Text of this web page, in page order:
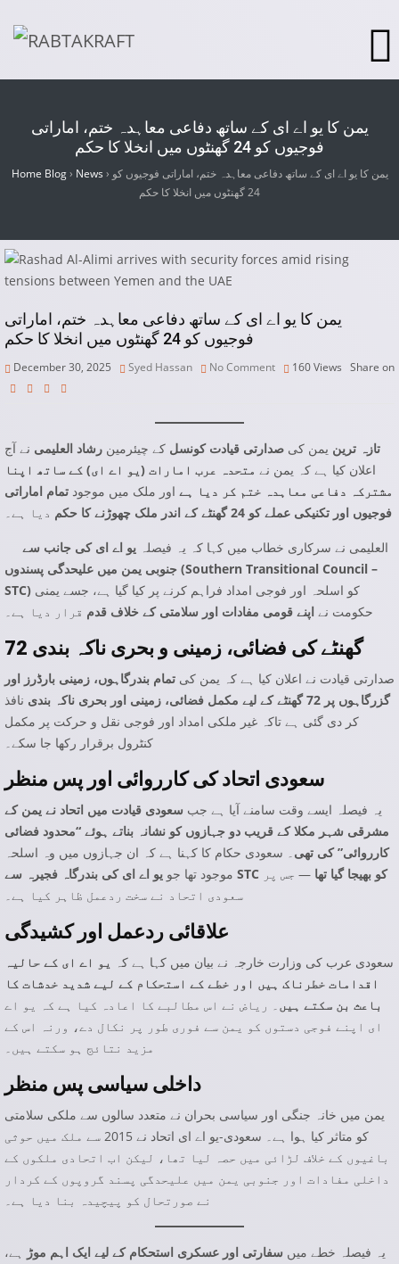
یمن کا یو اے ای کے ساتھ دفاعی معاہدہ ختم، اماراتی
فوجیوں کو 24 گھنٹوں میں انخلا کا حکم
Home Blog› News › یمن کا یو اے ای کے ساتھ دفاعی معاہدہ ختم، اماراتی فوجیوں کو
24 گھنٹوں میں انخلا کا حکم
یمن کا یو اے ای کے ساتھ دفاعی معاہدہ ختم، اماراتی
فوجیوں کو 24 گھنٹوں میں انخلا کا حکم
December 30, 2025 Syed Hassan No Comment 160Views Share on
تازہ ترین یمن کی صدارتی قیادت کونسل کے چیئرمین رشاد العلیمی نے آج
اعلان کیا ہے کہ یمن نے متحدہ عرب امارات (یو اے ای) کے ساتھ اپنا
مشترکہ دفاعی معاہدہ ختم کر دیا ہے اور ملک میں موجود تمام اماراتی
فوجیوں اور تکنیکی عملے کو 24 گھنٹے کے اندر ملک چھوڑنے کا حکم
دیا ہے۔
العلیمی نے سرکاری خطاب میں کہا کہ یہ فیصلہ یو اے ای کی جانب سے
جنوبی یمن میں علیحدگی پسندوں (Southern Transitional Council –
STC)
حکومت نے اپنے قومی مفادات اور سلامتی کے خلاف قدم قرار دیا ہے۔
72 گھنٹے کی فضائی، زمینی و بحری ناکہ بندی
صدارتی قیادت نے اعلان کیا ہے کہ یمن کی تمام بندرگاہوں، زمینی بارڈرز اور
گزرگاہوں پر 72 گھنٹے کے لیے مکمل فضائی، زمینی اور بحری ناکہ بندی
نافذ
کر دی گئی ہے تاکہ غیر ملکی امداد اور فوجی نقل و حرکت پر مکمل
کنٹرول برقرار رکھا جا سکے۔
سعودی اتحاد کی کارروائی اور پس منظر
یہ فیصلہ ایسے وقت سامنے آیا ہے جب سعودی قیادت میں اتحاد نے یمن کے
مشرقی شہر مکلا کے قریب دو جہازوں کو نشانہ بناتے ہوئے “محدود فضائی
کارروائی” کی تھی۔ سعودی حکام کا کہنا ہے کہ ان جہازوں میں وہ اسلحہ
موجود تھا جو
یو اے ای کی بندرگاہ فجیرہ سے STC کو بھیجا گیا تھا — جس پر
سعودی اتحاد نے سخت ردعمل ظاہر کیا ہے۔
علاقائی ردعمل اور کشیدگی
سعودی عرب کی وزارت خارجہ نے بیان میں کہا ہے کہ یو اے ای کے حالیہ
اقدامات خطرناک ہیں اور خطے کے استحکام کے لیے شدید خدشات کا
باعث بن سکتے ہیں۔ ریاض نے اس مطالبے کا اعادہ کیا ہے کہ یو اے
ای اپنے فوجی دستوں کو یمن سے فوری طور پر نکال دے، ورنہ اس کے
مزید نتائج ہو سکتے ہیں۔
داخلی سیاسی پس منظر
یمن میں خانہ جنگی اور سیاسی بحران نے متعدد سالوں سے ملکی سلامتی
کو متاثر کیا ہوا ہے۔ سعودی-یو اے ای اتحاد نے 2015 سے ملک میں حوثی
باغیوں کے خلاف لڑائی میں حصہ لیا تھا، لیکن اب اتحادی ملکوں کے
داخلی مفادات اور جنوبی یمن میں علیحدگی پسند گروپوں کے کردار
نے صورتحال کو پیچیدہ بنا دیا ہے۔
یہ فیصلہ خطے میں سفارتی اور عسکری استحکام کے لیے ایک اہم موڑ ہے،